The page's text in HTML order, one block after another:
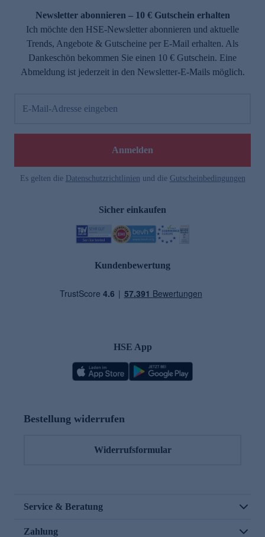
Newsletter abonnieren – 10 € Gutschein erhalten
Ich möchte den HSE-Newsletter abonnieren und aktuelle
Trends, Angebote & Gutscheine per E-Mail erhalten. Als
Dankeschön bekommen Sie einen 10 € Gutschein. Eine
Abmeldung ist jederzeit in den Newsletter-E-Mails möglich.
E-Mail-Adresse eingeben
Anmelden
Es gelten die Datenschutzrichtlinien und die Gutscheinbedingungen
Sicher einkaufen
Kundenbewertung
HSE App
Bestellung widerrufen
Widerrufsformular
Service & Beratung
Zahlung